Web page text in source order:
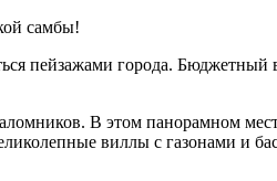
самбы!
пейзажами города.
В этом панорамном
виллы с газонами и